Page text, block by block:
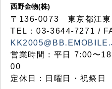
西野金物(株)
〒136-0073 東京都江東
TEL：03‐3644‐7271 /
営業時間：平日 7:00〜
00
定休日：日曜日・祝祭日